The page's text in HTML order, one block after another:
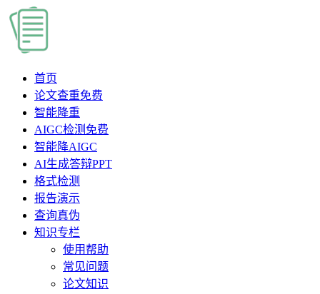
首页
论文查重免费
智能降重
AIGC检测 免费
智能降AIGC
AI生成答辩PPT
格式检测
报告演示
查询真伪
知识专栏
使用帮助
常见问题
论文知识